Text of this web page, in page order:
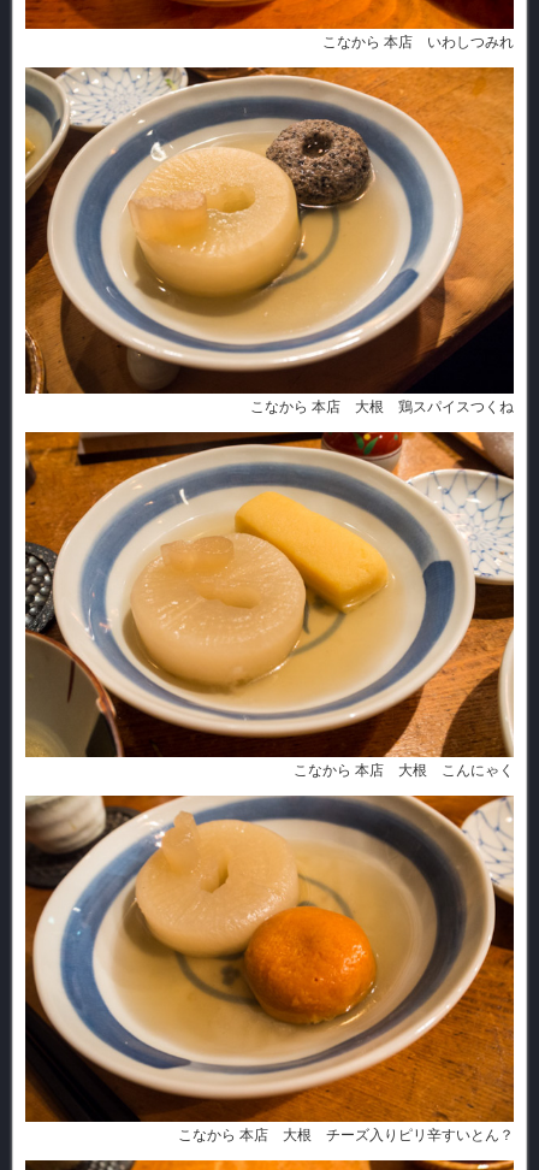
こなから 本店 いわしつみれ
こなから 本店 大根 鶏スパイスつくね
こなから 本店 大根 こんにゃく
こなから 本店 大根 チーズ入りピリ辛すいとん？